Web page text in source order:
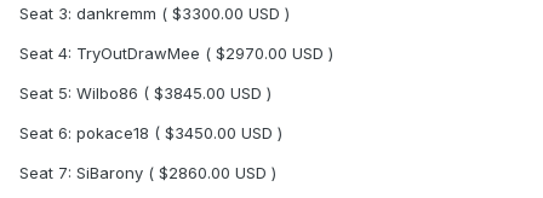
Seat 3: dankremm ( $3300.00 USD )
Seat 4: TryOutDrawMee ( $2970.00 USD )
Seat 5: Wilbo86 ( $3845.00 USD )
Seat 6: pokace18 ( $3450.00 USD )
Seat 7: SiBarony ( $2860.00 USD )